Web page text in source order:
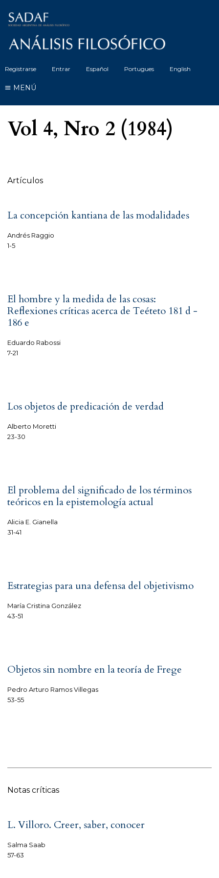
Registrarse Entrar Español Portugues English
MENÚ
Vol 4, Nro 2 (1984)
Artículos
La concepción kantiana de las modalidades
Andrés Raggio
1-5
El hombre y la medida de las cosas:
Reflexiones críticas acerca de Teéteto 181 d -
186 e
Eduardo Rabossi
7-21
Los objetos de predicación de verdad
Alberto Moretti
23-30
El problema del significado de los términos
teóricos en la epistemología actual
Alicia E. Gianella
31-41
Estrategias para una defensa del objetivismo
María Cristina González
43-51
Objetos sin nombre en la teoría de Frege
Pedro Arturo Ramos Villegas
53-55
Notas críticas
L. Villoro. Creer, saber, conocer
Salma Saab
57-63